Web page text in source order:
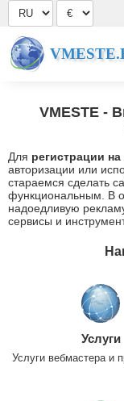
VMESTE -
Для регистрации на
авторизации или
стараемся сделать
функциональным. В
надоедливую
сервисы и
Услуги
Услуги вебмастера и